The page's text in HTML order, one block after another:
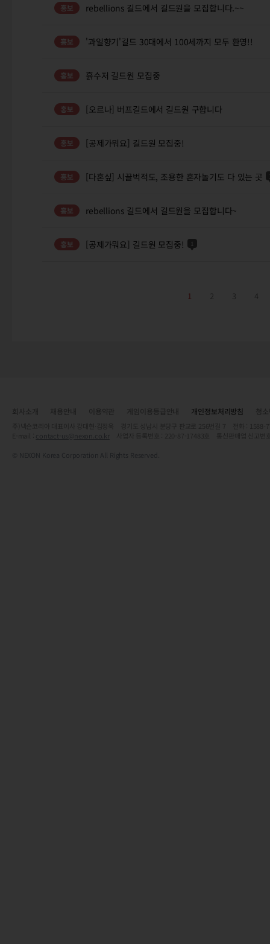
rebellions 길드에서 길드원을 모집합니다.~~
'과일향기'길드 30대에서 100세까지 모두 환영!!
흙수저 길드원 모집중
[오르나] 버프길드에서 길드원 구합니다
[공제가뭐요] 길드원 모집중!
[다혼싶] 시끌벅적도, 조용한 혼자놀기도 다 있는 곳
rebellions 길드에서 길드원을 모집합니다~
[공제가뭐요] 길드원 모집중! 1
1 2 3 4
개인정보처리방침
contact-us@nexon.co.kr
© NEXON Korea Corporation All Rights Reserved.